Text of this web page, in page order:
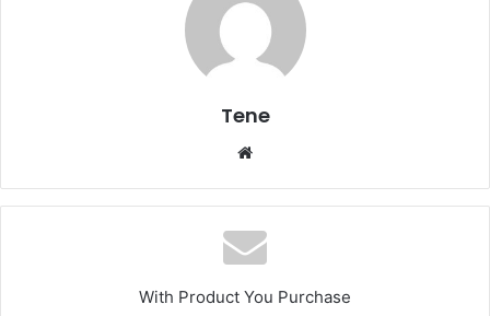
Tene
Website
With Product You Purchase